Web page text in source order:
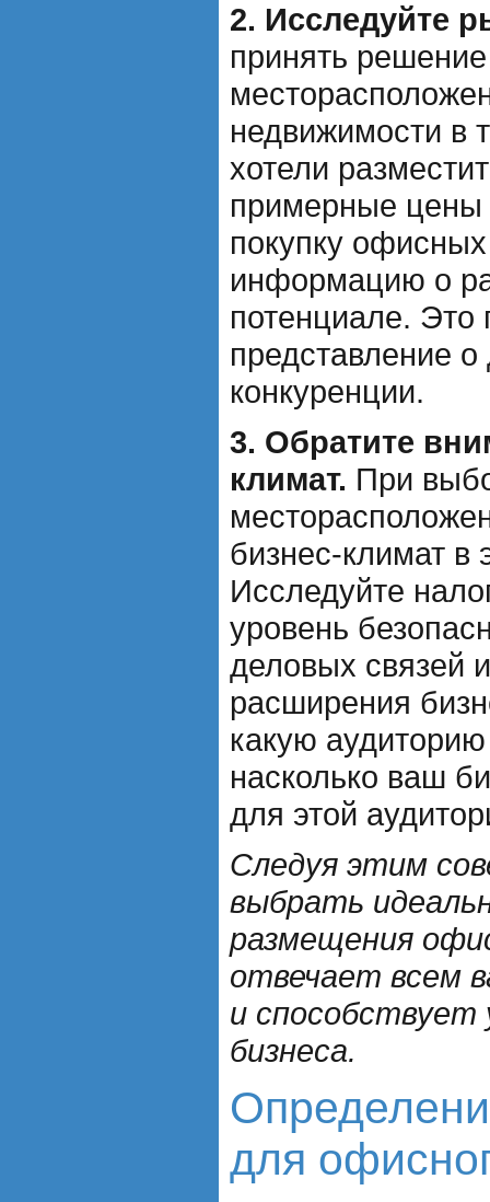
2. Исследуйте
принять
недвижимости в
хотели
примерные цены
покупку
информацию о
потенциале. Это
представление о
конкуренции.
3. Обратите
климат. При
бизнес-климат в
Исследуйте
уровень
деловых связей
расширения
какую
насколько ваш
для этой
Следуя этим
выбрать
размещения
отвечает всем
и
бизнеса.
для